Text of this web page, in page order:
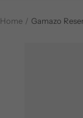
Home Gamazo